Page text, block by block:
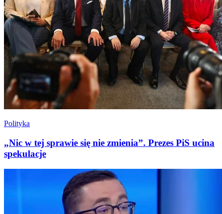
Polityka
„Nic w tej sprawie się nie zmienia”. Prezes PiS ucina
spekulacje